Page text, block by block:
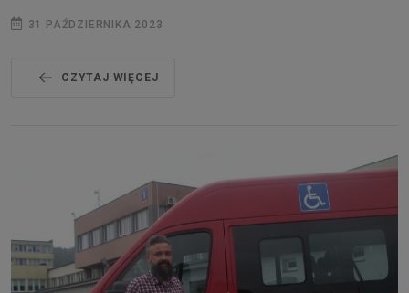
31 PAŹDZIERNIKA 2023
CZYTAJ WIĘCEJ